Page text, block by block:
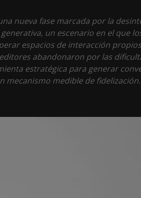
nueva fase marcada por la
un escenario en el que
espacios de interacción
abandonaron por las
estratégica para generar
mecanismo medible de fidelización.